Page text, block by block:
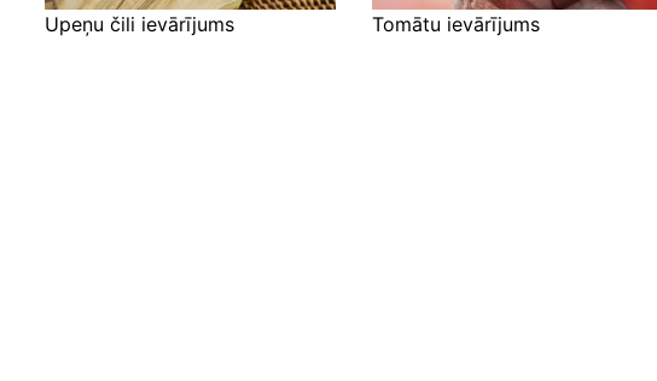
Upeņu čili ievārījums Tomātu ievārījums